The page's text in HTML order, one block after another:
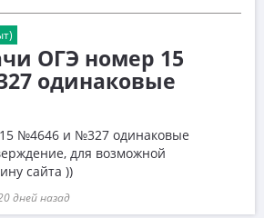
ОГЭ номер 15
одинаковые
№4646 и №327 одинаковые
для возможной
сайта ))
дней назад